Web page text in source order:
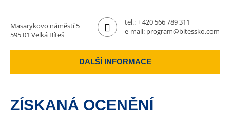
Masarykovo náměstí 5
595 01 Velká Bíteš
tel.:+ 420 566 789 311
e-mail: program@bitessko.com
DALŠÍ INFORMACE
ZÍSKANÁ OCENĚNÍ